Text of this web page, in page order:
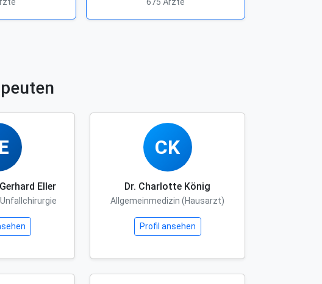
Eller
CK
Dr. Charlotte König
Allgemeinmedizin (Hausarzt)
Profil ansehen